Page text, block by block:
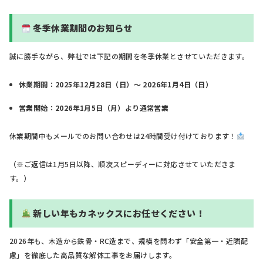
冬季休業期間のお知らせ
誠に勝手ながら、弊社では下記の期間を冬季休業とさせていただきます。
休業期間：2025年12月28日（日）〜 2026年1月4日（日）
営業開始：2026年1月5日（月）より通常営業
休業期間中もメールでのお問い合わせは24時間受け付けております！
（※ご返信は1月5日以降、順次スピーディーに対応させていただきま
す。）
新しい年もカネックスにお任せください！
2026年も、木造から鉄骨・RC造まで、規模を問わず「安全第一・近隣配
慮」を徹底した高品質な解体工事をお届けします。